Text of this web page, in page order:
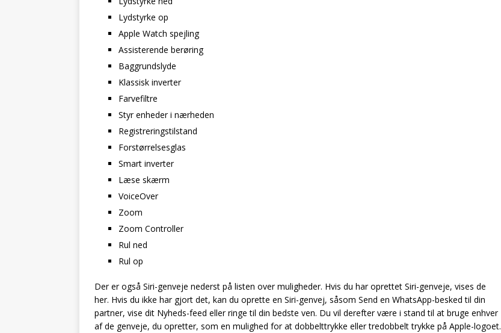
Lydstyrke op
Apple Watch spejling
Assisterende berøring
Baggrundslyde
Klassisk inverter
Farvefiltre
Styr enheder i nærheden
Registreringstilstand
Forstørrelsesglas
Smart inverter
Læse skærm
VoiceOver
Zoom
Zoom Controller
Rul ned
Rul op
Der er også Siri-genveje nederst på listen over muligheder. Hvis du har oprettet Siri-genveje, vises de
her. Hvis du ikke har gjort det, kan du oprette en Siri-genvej, såsom Send en WhatsApp-besked til din
partner, vise dit Nyheds-feed eller ringe til din bedste ven. Du vil derefter være i stand til at bruge enhver
af de genveje, du opretter, som en mulighed for at dobbelttrykke eller tredobbelt trykke på Apple-logoet.